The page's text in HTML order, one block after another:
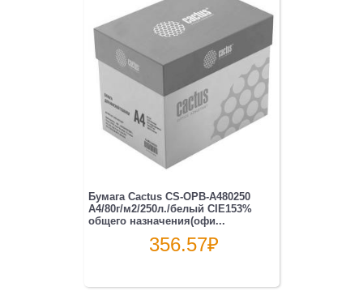
Бумага Cactus CS-OPB-A480250
A4/80г/м2/250л./белый CIE153%
общего назначения(офи...
356.57₽